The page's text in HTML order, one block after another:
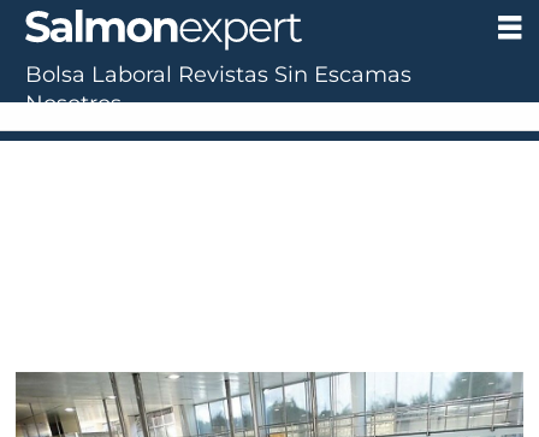
Bolsa Laboral Revistas Sin Escamas
Nosotros